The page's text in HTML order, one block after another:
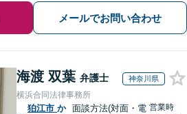
メールでお問い合わせ
海渡 双葉 弁護士 神奈川県
横浜合同法律事務所
狛江市 か 面談方法(対面・電 営業時